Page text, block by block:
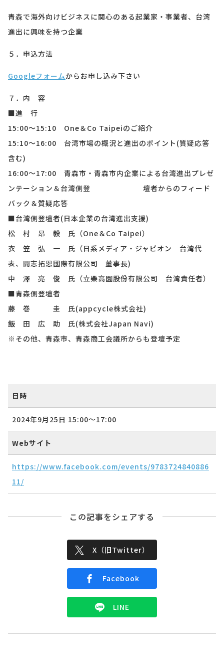
青森で海外向けビジネスに関心のある起業家・事業者、台湾
進出に興味を持つ企業
５．申込方法
Googleフォームからお申し込み下さい
７．内 容
■進 行
15:00〜15:10 One＆ Co Taipeiのご紹介
15:10〜16:00 台湾市場の概況と進出のポイント (質疑応答
含む)
16:00〜17:00 青森市・青森市内企業による台湾進出プレゼ
ンテーション＆台湾側登 壇者からのフィード
バック＆質疑応答
■台湾側登壇者(日本企業の台湾進出支援)
松 村 昂 毅 氏（One＆ Co Taipei）
衣 笠 弘 一 氏（日系メディア・ジャピオン 台湾代
表、開志拓恩國際有限公司 董事長)
中 澤 亮 俊 氏（立樂高園股份有限公司 台湾責任者）
■青森側登壇者
藤 巻 圭 氏(appcycle株式会社)
飯 田 広 助 氏(株式会社Japan Navi)
※その他、青森市、青森商工会議所からも登壇予定
日時
2024年9月25日 15:00〜17:00
Webサイト
https://www.facebook.com/events/9783724840886
11/
この記事をシェアする
X（旧Twitter）
Facebook
LINE